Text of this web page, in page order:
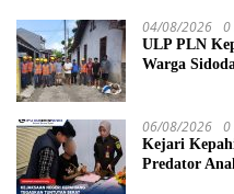
04/08/2026 0
ULP PLN
Warga
06/08/2026 0
Kejari
Predator